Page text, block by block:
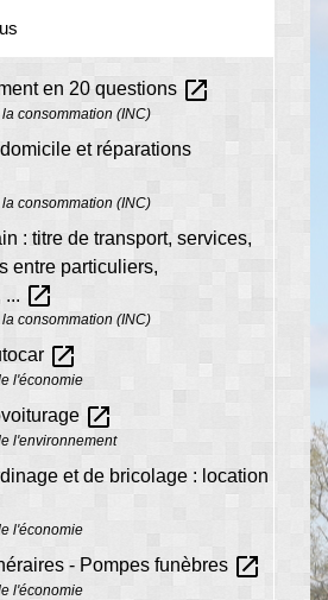
en 20 questions open_in_new
consommation (INC)
et réparations
consommation (INC)
: titre de transport, services,
entre particuliers,
... open_in_new
consommation (INC)
open_in_new
l'économie
open_in_new
l'environnement
et de bricolage : location
l'économie
- Pompes funèbres open_in_new
l'économie